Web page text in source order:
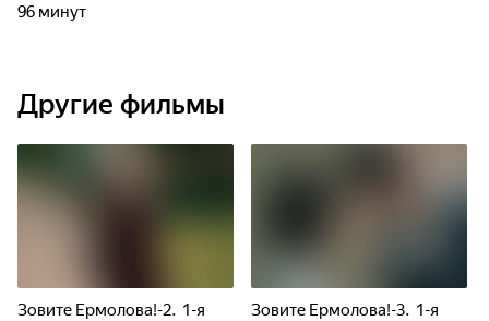
96 минут
Другие фильмы
Зовите Ермолова!-2. 1-я
Зовите Ермолова!-3. 1-я